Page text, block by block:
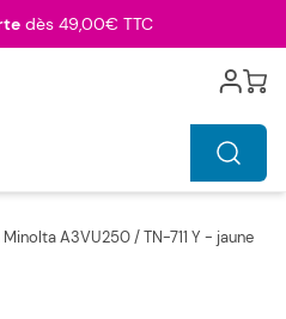
dès 49,00€ TTC
Cart
A3VU250 / TN-711 Y - jaune